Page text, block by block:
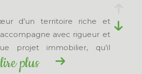
d’un territoire riche et
avec rigueur et
projet immobilier, qu’il
vente immobilière à
lire plus
CRITÈRES